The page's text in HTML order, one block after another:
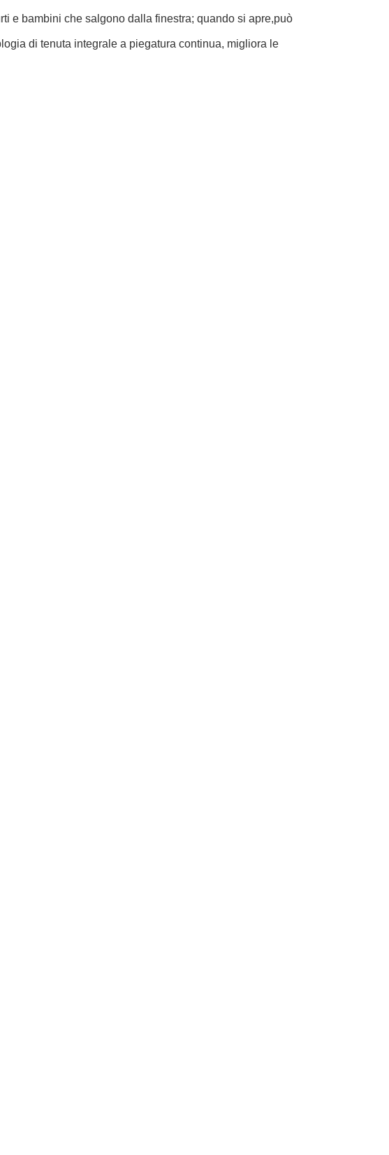
e bambini che salgono dalla finestra; quando si apre,può
di tenuta integrale a piegatura continua, migliora le